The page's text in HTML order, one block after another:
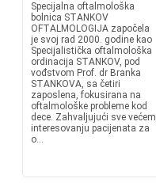
Specijalna oftalmološka
bolnica STANKOV
OFTALMOLOGIJA započela
je svoj rad 2000. godine kao
Specijalistička oftalmološka
ordinacija STANKOV, pod
vođstvom Prof. dr Branka
STANKOVA, sa četiri
zaposlena, fokusirana na
oftalmološke probleme kod
dece. Zahvaljujući sve većem
interesovanju pacijenata za
o...